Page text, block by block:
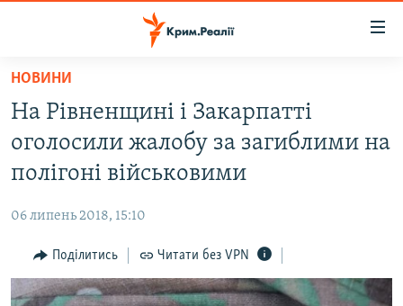
Перейти
основного
матеріалу
Перейти
до
основної
Перейти
до
пошуку
ВІДЕО ТА ФОТО
БЛОГИ
ПОГЛЯД
ІНТЕРВ'Ю
НОВИНИ
На Рівненщині і Закарпатті
оголосили жалобу за загиблими на
полігоні військовими
06 липень 2018, 15:10
Поділитись Читати без VPN